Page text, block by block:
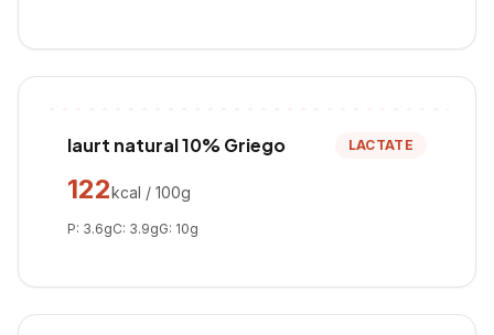
Iaurt natural 10% Griego LACTATE
122kcal / 100g
P: 3.6gC: 3.9gG: 10g